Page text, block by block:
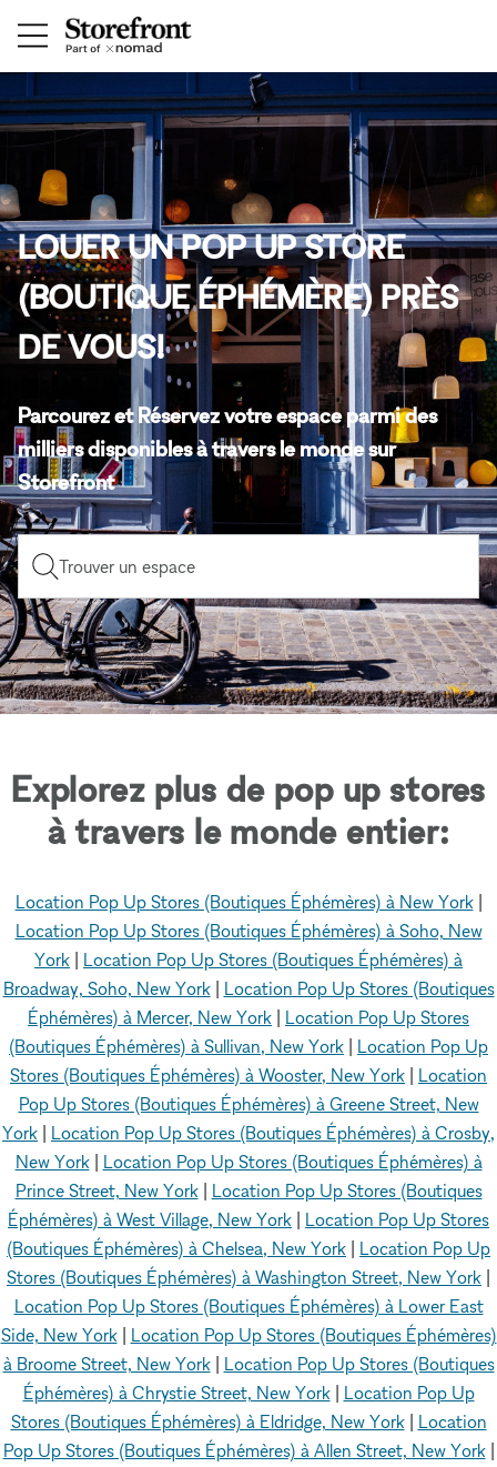
LOUER UN POP UP STORE
(BOUTIQUE ÉPHÉMÈRE) PRÈS
DE VOUS!
Parcourez et Réservez votre espace parmi des
milliers disponibles à travers le monde sur
Storefront
Trouver un espace
Explorez plus de pop up stores
à travers le monde entier:
Location Pop Up Stores (Boutiques Éphémères) à New York|
Location Pop Up Stores (Boutiques Éphémères) à Soho, New
York
Location Pop Up Stores (Boutiques Éphémères) à
Broadway, Soho, New York| Location Pop Up Stores (Boutiques
Éphémères) à Mercer, New York
Location Pop Up Stores
(Boutiques Éphémères) à Sullivan, New York
Location Pop Up
Stores (Boutiques Éphémères) à Wooster, New York
Location
Pop Up Stores (Boutiques Éphémères) à Greene Street, New
York
Location Pop Up Stores (Boutiques Éphémères) à Crosby,
New York| Location Pop Up Stores (Boutiques Éphémères) à
Prince Street, New York| Location Pop Up Stores (Boutiques
Éphémères) à West Village, New York
Location Pop Up Stores
(Boutiques Éphémères) à Chelsea, New York
Location Pop Up
Stores (Boutiques Éphémères) à Washington Street, New York
Location Pop Up Stores (Boutiques Éphémères) à Lower East
Side, New York| Location Pop Up Stores (Boutiques Éphémères)
à Broome Street, New York| Location Pop Up Stores (Boutiques
Éphémères) à Chrystie Street, New York| Location Pop Up
Stores (Boutiques Éphémères) à Eldridge, New York| Location
Pop Up Stores (Boutiques Éphémères) à Allen Street, New York|